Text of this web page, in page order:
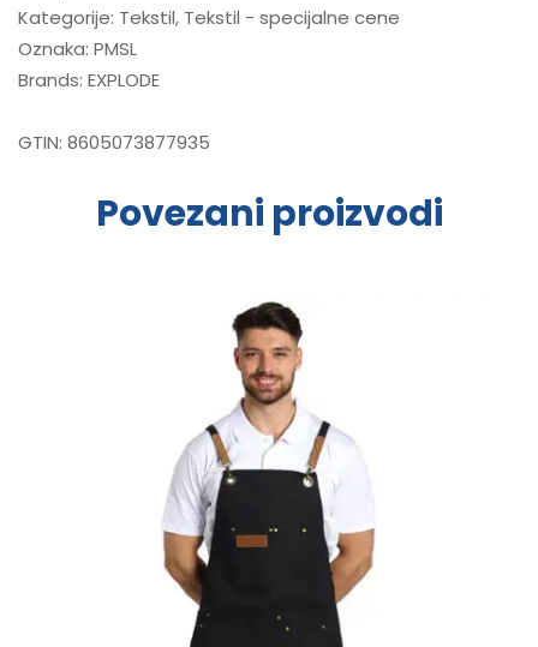
Kategorije: Tekstil, Tekstil - specijalne cene
Oznaka: PMSL
Brands: EXPLODE
GTIN: 8605073877935
Povezani proizvodi